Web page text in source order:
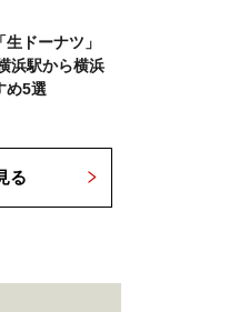
生ドーナツ」
浜駅から横浜
め5選
る